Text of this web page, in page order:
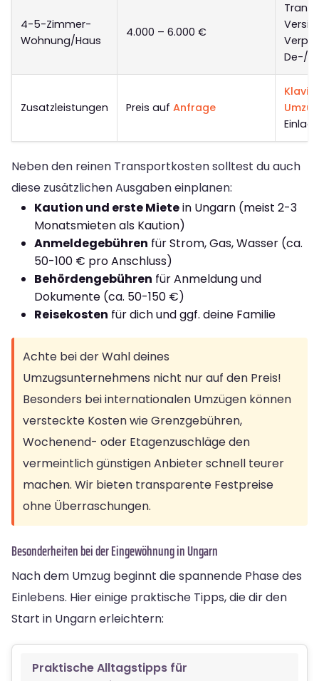
4-5-Zimmer-
Wohnung/Haus
4.000 – 6.000 €
De-/
Zusatzleistungen Preis auf Anfrage
Neben den reinen Transportkosten solltest du auch
diese zusätzlichen Ausgaben einplanen:
Kaution und erste Mietein Ungarn (meist 2-3
Monatsmieten als Kaution)
Anmeldegebühren für Strom, Gas, Wasser (ca.
50-100 € pro Anschluss)
Behördengebühren für Anmeldung und
Dokumente (ca. 50-150 €)
Reisekosten für dich und ggf. deine Familie
Achte bei der Wahl deines
Umzugsunternehmens nicht nur auf den Preis!
Besonders bei internationalen Umzügen können
versteckte Kosten wie Grenzgebühren,
Wochenend- oder Etagenzuschläge den
vermeintlich günstigen Anbieter schnell teurer
machen. Wir bieten transparente Festpreise
ohne Überraschungen.
Besonderheiten bei der Eingewöhnung in Ungarn
Nach dem Umzug beginnt die spannende Phase des
Einlebens. Hier einige praktische Tipps, die dir den
Start in Ungarn erleichtern:
Praktische Alltagstipps für